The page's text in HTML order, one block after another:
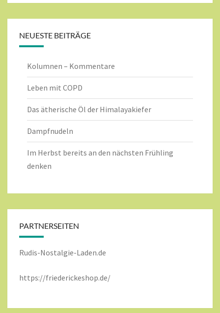
NEUESTE BEITRÄGE
Kolumnen – Kommentare
Leben mit COPD
Das ätherische Öl der Himalayakiefer
Dampfnudeln
Im Herbst bereits an den nächsten Frühling
denken
PARTNERSEITEN
Rudis-Nostalgie-Laden.de
https://friederickeshop.de/